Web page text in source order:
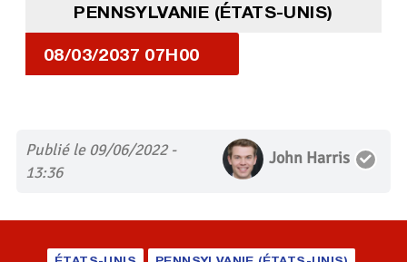
PENNSYLVANIE (ÉTATS-UNIS)
08/03/2037 07H00
Publié le 09/06/2022 -
13:36
John Harris